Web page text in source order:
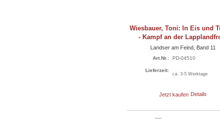
Wiesbauer, Toni: In Eis und
- Kampf an der
Landser am Feind, Band 11
Art.Nr.: PD-04510
Lieferzeit:
ca. 3-5 Werktage
Jetzt kaufen Details